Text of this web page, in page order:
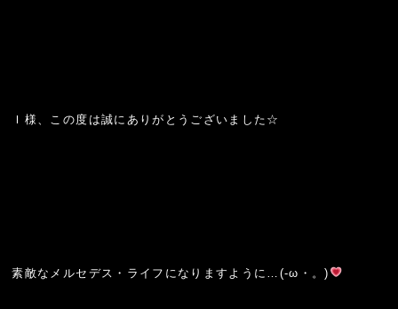
Ｉ様、この度は誠にありがとうございました☆
素敵なメルセデス・ライフになりますように…(-ω・。)